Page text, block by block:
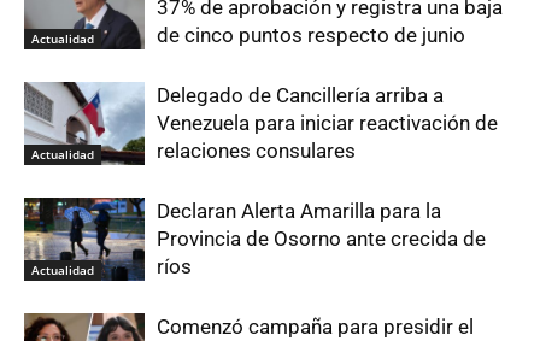
Actualidad
37% de aprobación y registra una baja
de cinco puntos respecto de junio
Actualidad
Delegado de Cancillería arriba a
Venezuela para iniciar reactivación de
relaciones consulares
Actualidad
Declaran Alerta Amarilla para la
Provincia de Osorno ante crecida de
ríos
Comenzó campaña para presidir el